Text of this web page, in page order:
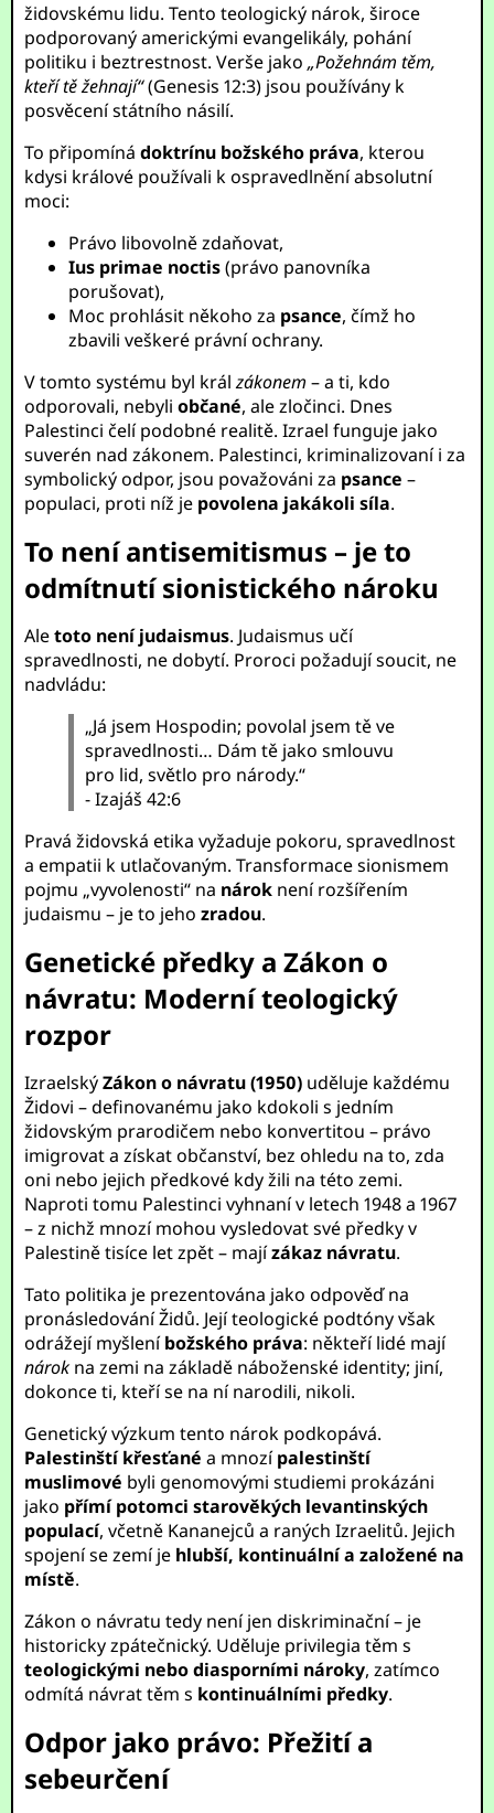
židovskému lidu. Tento teologický nárok, široce
podporovaný americkými evangelikály, pohání
politiku i beztrestnost. Verše jako„Požehnám těm,
kteří tě žehnají“(Genesis 12:3) jsou používány k
posvěcení státního násilí.
To připomínádoktrínu božského práva, kterou
kdysi králové používali k ospravedlnění absolutní
moci:
Právo libovolně zdaňovat,
Ius primae noctis(právo panovníka
porušovat),
Moc prohlásit někoho za psance, čímž ho
zbavili veškeré právní ochrany.
V tomto systému byl králzákonem – a ti, kdo
odporovali, nebyliobčané, ale zločinci. Dnes
Palestinci čelí podobné realitě. Izrael funguje jako
suverén nad zákonem. Palestinci, kriminalizovaní i za
symbolický odpor, jsou považováni za psance –
populaci, proti níž je povolena jakákoli síla.
To není antisemitismus – je to
odmítnutí sionistického nároku
Aletoto není judaismus. Judaismus učí
spravedlnosti, ne dobytí. Proroci požadují soucit, ne
nadvládu:
„Já jsem Hospodin; povolal jsem tě ve
spravedlnosti… Dám tě jako smlouvu
pro lid, světlo pro národy.“
- Izajáš 42:6
Pravá židovská etika vyžaduje pokoru, spravedlnost
a empatii k utlačovaným. Transformace sionismem
pojmu „vyvolenosti“ na nárok není rozšířením
judaismu – je to jehozradou.
Genetické předky a Zákon o
návratu: Moderní teologický
rozpor
IzraelskýZákon o návratu (1950) uděluje každému
Židovi – definovanému jako kdokoli s jedním
židovským prarodičem nebo konvertitou – právo
imigrovat a získat občanství, bez ohledu na to, zda
oni nebo jejich předkové kdy žili na této zemi.
Naproti tomu Palestinci vyhnaní v letech 1948 a 1967
– z nichž mnozí mohou vysledovat své předky v
Palestině tisíce let zpět – majízákaz návratu.
Tato politika je prezentována jako odpověď na
pronásledování Židů. Její teologické podtóny však
odrážejí myšleníbožského práva: někteří lidé mají
nárok na zemi na základě náboženské identity; jiní,
dokonce ti, kteří se na ní narodili, nikoli.
Genetický výzkum tento nárok podkopává.
Palestinští křesťané a mnozípalestinští
muslimové byli genomovými studiemi prokázáni
jako přímí potomci starověkých levantinských
populací, včetně Kananejců a raných Izraelitů. Jejich
spojení se zemí je hlubší, kontinuální a založené na
místě.
Zákon o návratu tedy není jen diskriminační – je
historicky zpátečnický. Uděluje privilegia těm s
teologickými nebo diasporními nároky, zatímco
odmítá návrat těm s kontinuálními předky.
Odpor jako právo: Přežití a
sebeurčení